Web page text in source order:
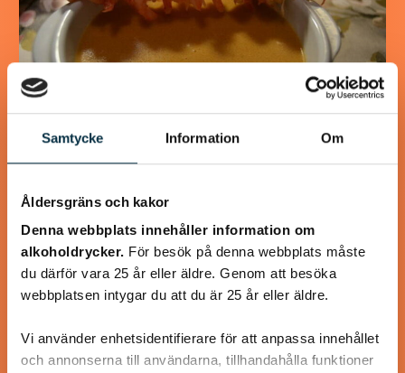
Samtycke Information Om
Åldersgräns och kakor
Denna webbplats innehåller information om
alkoholdrycker. För besök på denna webbplats måste
du därför vara 25 år eller äldre. Genom att besöka
webbplatsen intygar du att du är 25 år eller äldre.
Vi använder enhetsidentifierare för att anpassa innehållet
och annonserna till användarna, tillhandahålla funktioner
En lyxig god räksoppa, lagad från grunden
@mumsan